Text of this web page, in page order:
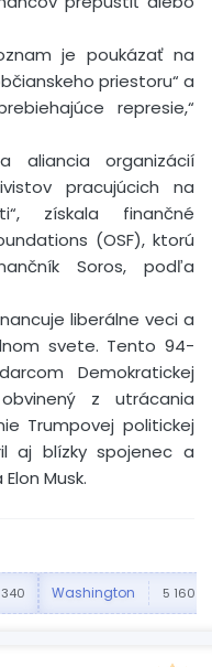
je poukázať na
priestoru“ a
represie,“
aliancia organizácií
pracujúcich na
získala finančné
(OSF), ktorú
Soros, podľa
liberálne veci a
svete. Tento 94-
Demokratickej
z utrácania
Trumpovej politickej
aj blízky spojenec a
Musk.
Washington 5 160